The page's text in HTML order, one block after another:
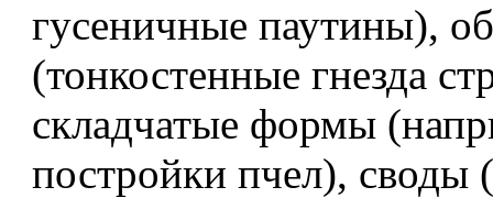
гусеничные паутины),
(тонкостенные гнезда
складчатые формы
постройки пчел), своды